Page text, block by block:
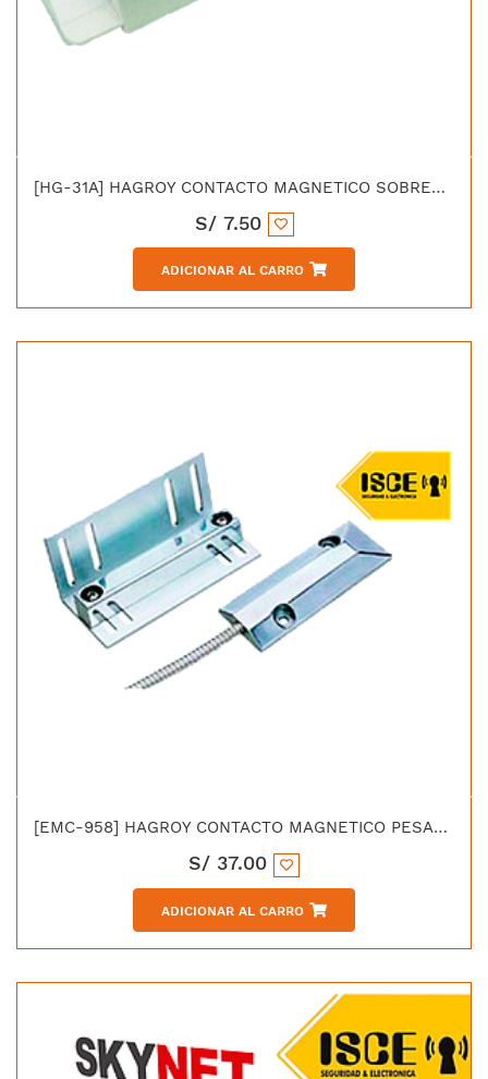
[HG-31A] HAGROY CONTACTO MAGNETICO SOBREPONER BCO
S/ 7.50
ADICIONAR AL CARRO
[EMC-958] HAGROY CONTACTO MAGNETICO PESADO BLINDADO
S/ 37.00
ADICIONAR AL CARRO